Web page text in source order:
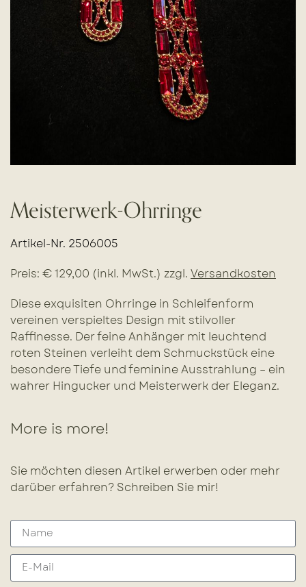
Meisterwerk-Ohrringe
Artikel-Nr. 2506005
Preis: € 129,00 (inkl. MwSt.) zzgl. Versandkosten
Diese exquisiten Ohrringe in Schleifenform
vereinen verspieltes Design mit stilvoller
Raffinesse. Der feine Anhänger mit leuchtend
roten Steinen verleiht dem Schmuckstück eine
besondere Tiefe und feminine Ausstrahlung – ein
wahrer Hingucker und Meisterwerk der Eleganz.
More is more!
Sie möchten diesen Artikel erwerben oder mehr
darüber erfahren? Schreiben Sie mir!